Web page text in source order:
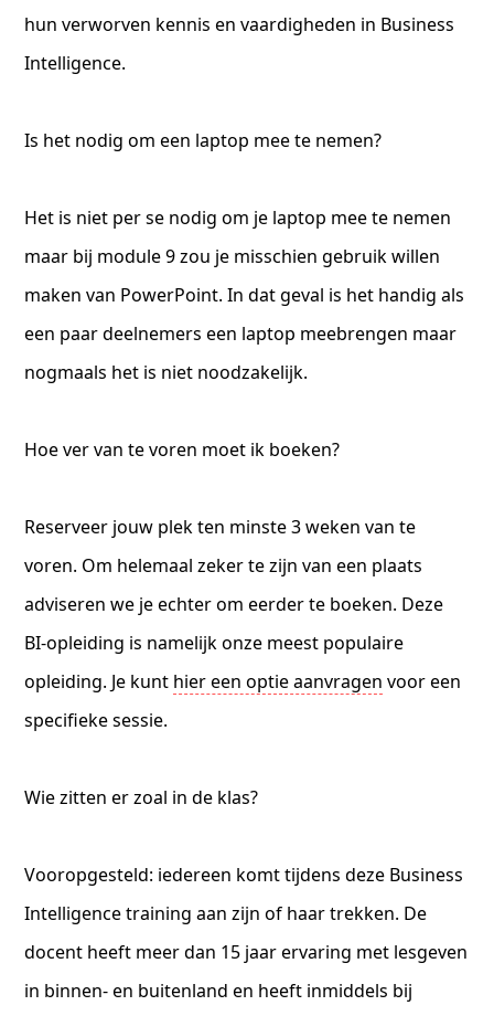
hun verworven kennis en vaardigheden in Business
Intelligence.
Is het nodig om een laptop mee te nemen?
Het is niet per se nodig om je laptop mee te nemen
maar bij module 9 zou je misschien gebruik willen
maken van PowerPoint. In dat geval is het handig als
een paar deelnemers een laptop meebrengen maar
nogmaals het is niet noodzakelijk.
Hoe ver van te voren moet ik boeken?
Reserveer jouw plek ten minste 3 weken van te
voren. Om helemaal zeker te zijn van een plaats
adviseren we je echter om eerder te boeken. Deze
BI-opleiding is namelijk onze meest populaire
opleiding. Je kunt hier een optie aanvragen voor een
specifieke sessie.
Wie zitten er zoal in de klas?
Vooropgesteld: iedereen komt tijdens deze Business
Intelligence training aan zijn of haar trekken. De
docent heeft meer dan 15 jaar ervaring met lesgeven
in binnen- en buitenland en heeft inmiddels bij